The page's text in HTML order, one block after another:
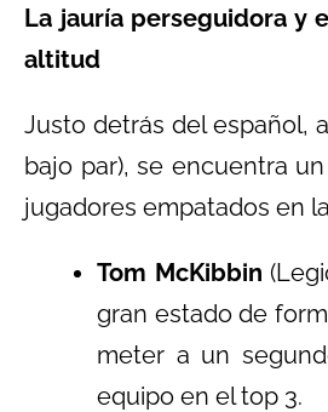
La jauría perseguidora y
altitud
Justo detrás del español,
bajo par), se encuentra
jugadores empatados en
Tom McKibbin
gran estado de
meter a un
equipo en el top 3.